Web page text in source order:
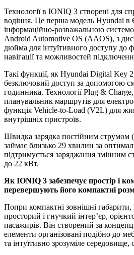
Технології в IONIQ 3 створені для
водіння. Це перша модель Hyundai в
інформаційно-розважальною
Android Automotive OS (AAOS), з
дюйма для інтуїтивного доступу до
навігації та можливостей
Такі функції, як Hyundai Digital Key
безключовий доступ за допомогою
годинника. Технології Plug &
планувальник маршрутів для
функція Vehicle-to-Load (V2L) для
внутрішніх пристроїв.
Швидка зарядка постійним струмом
займає близько 29 хвилин за
підтримується заряджання змінним
до 22 кВт.
Як IONIQ 3 забезпечує простір і
перевершують його компактні
Попри компактні зовнішні
просторий і гнучкий інтер’єр,
пасажирів. Він створений за
елементи організовані подібно до
та інтуїтивно зрозуміле середовище,